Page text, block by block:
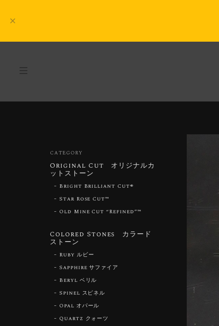
CATEGORY
Original Cut オリジナルカ
ットストーン
Bright Brilliant Cut®︎
Star Rose Cut™︎
Old Mine Cut “Refined”™︎
Colored Stones カラード
ストーン
Ruby ルビー
Sapphire サファイア
Beryl ベリル
Spinel スピネル
Opal オパール
Quartz クォーツ